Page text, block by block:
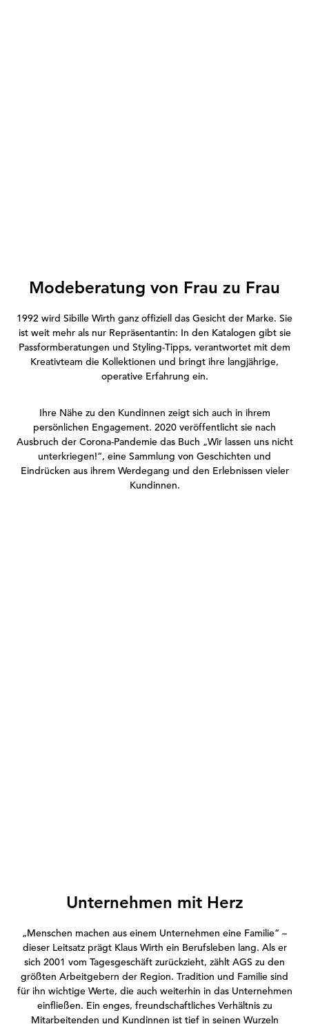
Modeberatung von Frau zu Frau
1992 wird Sibille Wirth ganz offiziell das Gesicht der Marke. Sie
ist weit mehr als nur Repräsentantin: In den Katalogen gibt sie
Passformberatungen und Styling-Tipps, verantwortet mit dem
Kreativteam die Kollektionen und bringt ihre langjährige,
operative Erfahrung ein.
Ihre Nähe zu den Kundinnen zeigt sich auch in ihrem
persönlichen Engagement. 2020 veröffentlicht sie nach
Ausbruch der Corona-Pandemie das Buch „Wir lassen uns nicht
unterkriegen!“, eine Sammlung von Geschichten und
Eindrücken aus ihrem Werdegang und den Erlebnissen vieler
Kundinnen.
Unternehmen mit Herz
„Menschen machen aus einem Unternehmen eine Familie“ –
dieser Leitsatz prägt Klaus Wirth ein Berufsleben lang. Als er
sich 2001 vom Tagesgeschäft zurückzieht, zählt AGS zu den
größten Arbeitgebern der Region. Tradition und Familie sind
für ihn wichtige Werte, die auch weiterhin in das Unternehmen
einfließen. Ein enges, freundschaftliches Verhältnis zu
Mitarbeitenden und Kundinnen ist tief in seinen Wurzeln